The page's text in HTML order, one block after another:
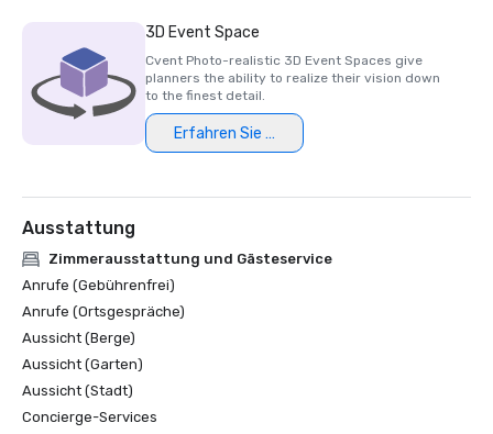
3D Event Space
Cvent Photo-realistic 3D Event Spaces give
planners the ability to realize their vision down
to the finest detail.
Erfahren Sie mehr
Ausstattung
Zimmerausstattung und Gästeservice
Anrufe (Gebührenfrei)
Anrufe (Ortsgespräche)
Aussicht (Berge)
Aussicht (Garten)
Aussicht (Stadt)
Concierge-Services